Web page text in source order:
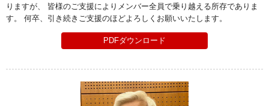
りますが、 皆様のご支援によりメンバー全員で乗り越える所存でありま
す。 何卒、引き続きご支援のほどよろしくお願いいたします。
PDFダウンロード